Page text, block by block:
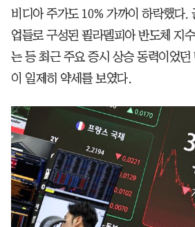
비디아 주가도 10% 가까이 하락했다.
업들로 구성된 필라델피아 반도체 지
는 등 최근 주요 증시 상승 동력이었
이 일제히 약세를 보였다.